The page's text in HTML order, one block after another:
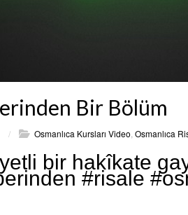
Bir Bölüm
/ Osmanlıca Kursları Video Osmanlıca
bir hakîkate
#risale